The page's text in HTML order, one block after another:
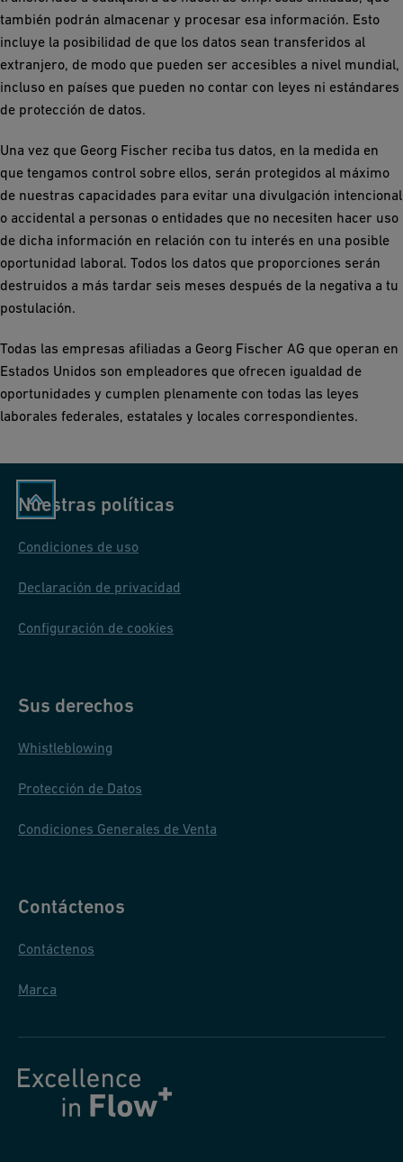
también podrán almacenar y procesar esa información. Esto
incluye la posibilidad de que los datos sean transferidos al
extranjero, de modo que pueden ser accesibles a nivel mundial,
incluso en países que pueden no contar con leyes ni estándares
de protección de datos.
Una vez que Georg Fischer reciba tus datos, en la medida en
que tengamos control sobre ellos, serán protegidos al máximo
de nuestras capacidades para evitar una divulgación intencional
o accidental a personas o entidades que no necesiten hacer uso
de dicha información en relación con tu interés en una posible
oportunidad laboral. Todos los datos que proporciones serán
destruidos a más tardar seis meses después de la negativa a tu
postulación.
Todas las empresas afiliadas a Georg Fischer AG que operan en
Estados Unidos son empleadores que ofrecen igualdad de
oportunidades y cumplen plenamente con todas las leyes
laborales federales, estatales y locales correspondientes.
Nuestras políticas
Condiciones de uso
Declaración de privacidad
Configuración de cookies
Sus derechos
Whistleblowing
Protección de Datos
Condiciones Generales de Venta
Contáctenos
Contáctenos
Marca